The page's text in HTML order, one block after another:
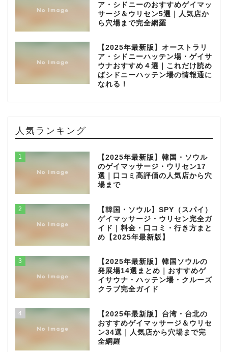
ア・シドニーのおすすめゲイマッ
サージ＆ウリセン5選｜人気店か
ら穴場まで完全網羅
【2025年最新版】オーストラリ
ア・シドニーハッテン場・ゲイサ
ウナおすすめ４選｜これだけ読め
ばシドニーハッテン場の情報通に
なれる！
人気ランキング
1
【2025年最新版】韓国・ソウル
のゲイマッサージ・ウリセン17
選｜口コミ高評価の人気店から穴
場まで
2
【韓国・ソウル】SPY（スパイ）
ゲイマッサージ・ウリセン完全ガ
イド｜料金・口コミ・行き方まと
め【2025年最新版】
3
【2025年最新版】韓国ソウルの
発展場14選まとめ｜おすすめゲ
イサウナ・ハッテン場・クルーズ
クラブ完全ガイド
4
【2025年最新版】台湾・台北の
おすすめゲイマッサージ＆ウリセ
ン34選｜人気店から穴場まで完
全網羅